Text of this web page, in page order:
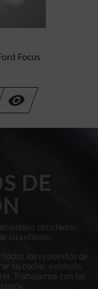
Focus

DE
reciclados,
su vehículo.
todos los repuestos de
su coche, vehículo
Trabajamos con los